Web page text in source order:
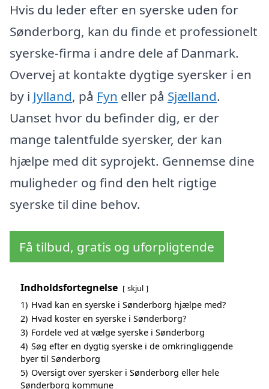
Hvis du leder efter en syerske uden for
Sønderborg, kan du finde et professionelt
syerske-firma i andre dele af Danmark.
Overvej at kontakte dygtige syersker i en
by i Jylland, på Fyn eller på Sjælland.
Uanset hvor du befinder dig, er der
mange talentfulde syersker, der kan
hjælpe med dit syprojekt. Gennemse dine
muligheder og find den helt rigtige
syerske til dine behov.
Få tilbud, gratis og uforpligtende
Indholdsfortegnelse skjul
1) Hvad kan en syerske i Sønderborg hjælpe med?
2) Hvad koster en syerske i Sønderborg?
3) Fordele ved at vælge syerske i Sønderborg
4) Søg efter en dygtig syerske i de omkringliggende
byer til Sønderborg
5) Oversigt over syersker i Sønderborg eller hele
Sønderborg kommune